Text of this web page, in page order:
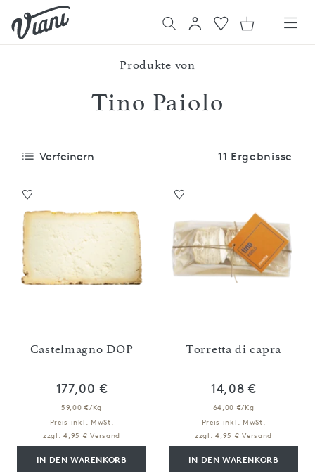
Produkte von
Tino Paiolo
Verfeinern 11 Ergebnisse
Castelmagno DOP
177,00 €
59,00 €/Kg
Preis inkl. MwSt.
zzgl. 4,95 € Versand
IN DEN WARENKORB
Torretta di capra
14,08 €
64,00 €/Kg
Preis inkl. MwSt.
zzgl. 4,95 € Versand
IN DEN WARENKORB